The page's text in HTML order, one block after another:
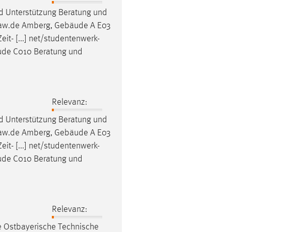
Unterstützung Beratung und
Amberg, Gebäude A E03
[...] net/studentenwerk-
C010 Beratung und
Relevanz:
Unterstützung Beratung und
Amberg, Gebäude A E03
[...] net/studentenwerk-
C010 Beratung und
Relevanz:
Technische